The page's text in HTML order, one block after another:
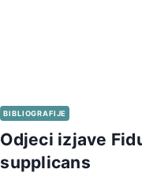
BIBLIOGRAFIJE
Odjeci izjave
supplicans